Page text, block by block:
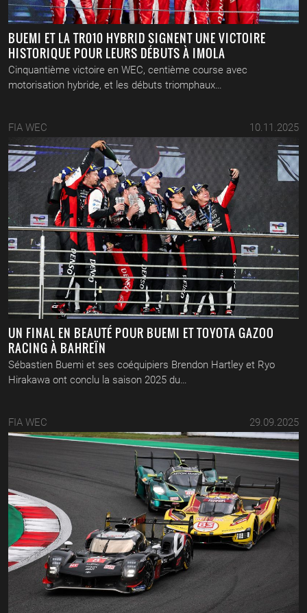
BUEMI ET LA TR010 HYBRID SIGNENT UNE VICTOIRE
HISTORIQUE POUR LEURS DÉBUTS À IMOLA
Cinquantième victoire en WEC, centième course avec
motorisation hybride, et les débuts triomphaux…
FIA WEC 10.11.2025
UN FINAL EN BEAUTÉ POUR BUEMI ET TOYOTA GAZOO
RACING À BAHREÏN
Sébastien Buemi et ses coéquipiers Brendon Hartley et Ryo
Hirakawa ont conclu la saison 2025 du…
FIA WEC 29.09.2025